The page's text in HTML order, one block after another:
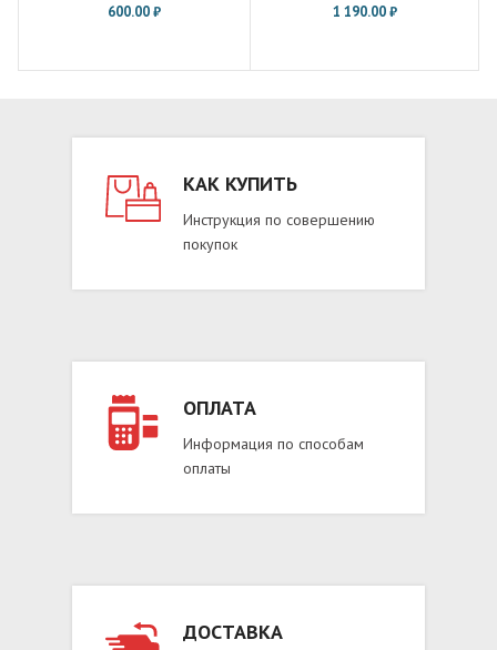
600.00₽
1 190.00₽
КАК КУПИТЬ
Инструкция по совершению
покупок
ОПЛАТА
Информация по способам
оплаты
ДОСТАВКА